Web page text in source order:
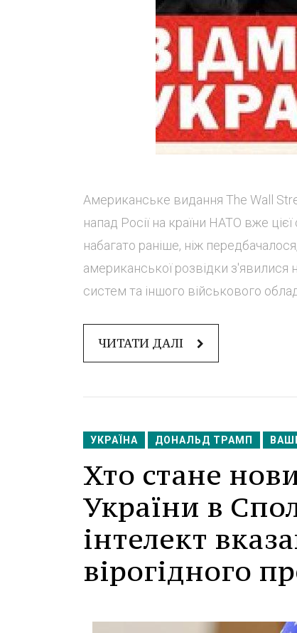
Американське видання The Wall
напад Росії на країни НАТО вже
набагато раніше, ніж
американської розвідки з'явилися
систем та іншого військового
ЧИТАТИ ДАЛІ
УКРАЇНА ДОНАЛЬД ТРАМП
Хто стане
України в
інтелект
вірогідного